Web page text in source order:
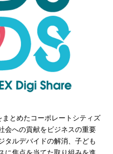
とめたコーポレートシティズ
会への貢献をビジネスの重要
タルデバイドの解消、子ども
に焦点を当てた取り組みを進